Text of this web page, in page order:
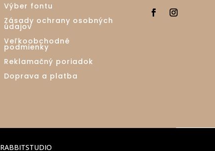
Výber fontu
Zásady ochrany osobných
údajov
Veľkoobchodné
podmienky
Reklamačný poriadok
Doprava a platba
RABBITSTUDIO